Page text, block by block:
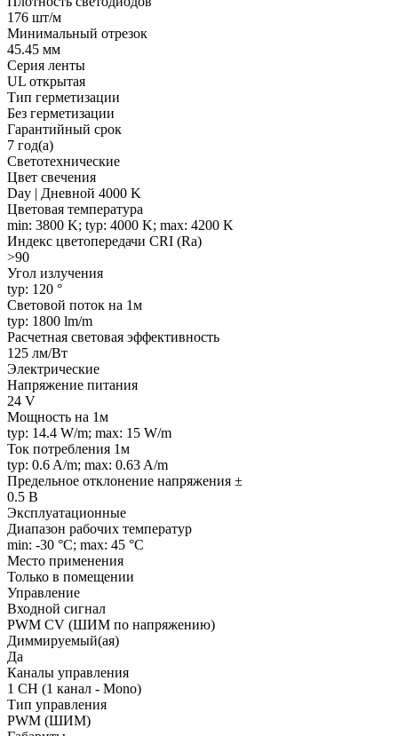
176 шт/м
Минимальный отрезок
45.45 мм
Серия ленты
UL открытая
Тип герметизации
Без герметизации
Гарантийный срок
7 год(а)
Светотехнические
Цвет свечения
Day | Дневной 4000 K
Цветовая температура
min: 3800 K; typ: 4000 K; max: 4200 K
Индекс цветопередачи CRI (Ra)
>90
Угол излучения
typ: 120 °
Световой поток на 1м
typ: 1800 lm/m
Расчетная световая эффективность
125 лм/Вт
Электрические
Напряжение питания
24 V
Мощность на 1м
typ: 14.4 W/m; max: 15 W/m
Ток потребления 1м
typ: 0.6 A/m; max: 0.63 A/m
Предельное отклонение напряжения ±
0.5 В
Эксплуатационные
Диапазон рабочих температур
min: -30 °C; max: 45 °C
Место применения
Только в помещении
Управление
Входной сигнал
PWM СV (ШИМ по напряжению)
Диммируемый(ая)
Да
Каналы управления
1 CH (1 канал - Mono)
Тип управления
PWM (ШИМ)